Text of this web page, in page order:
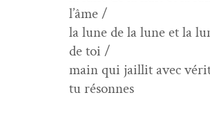
l’âme /
la lune de la lune et la
de toi /
main qui jail­lit avec
tu résonnes